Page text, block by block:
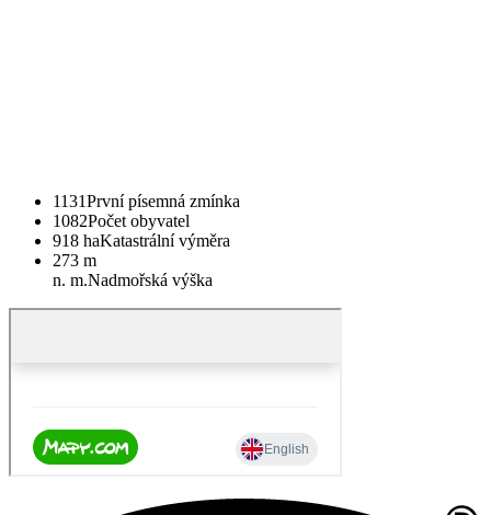
1131První písemná zmínka
1082Počet obyvatel
918 haKatastrální výměra
273 m
n. m.Nadmořská výška